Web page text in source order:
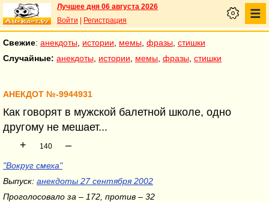
Лучшее дня 06 августа 2026
Войти
Регистрация
Свежие: анекдоты истории мемы фразы стишки
Случайные: анекдоты истории мемы фразы стишки
АНЕКДОТ №-9944931
Как говорят в мужской балетной школе, одно
другому не мешает...
+
140 –
"Вокруг смеха"
Выпуск: анекдоты 27 сентября 2002
Проголосовало за – 172, против – 32